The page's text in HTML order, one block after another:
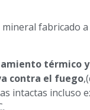
mineral fabricado
térmico
contra el fuego
intactas incluso